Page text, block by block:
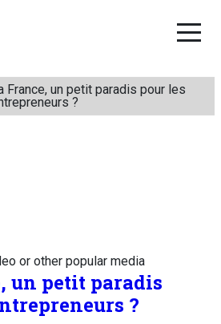
France, un petit paradis pour les
?
or other popular media
un petit paradis
?